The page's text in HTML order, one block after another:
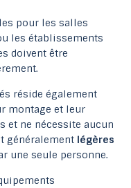
pour les salles
les établissements
doivent être
réside également
montage et leur
et ne nécessite aucun
généralement légères
une seule personne.